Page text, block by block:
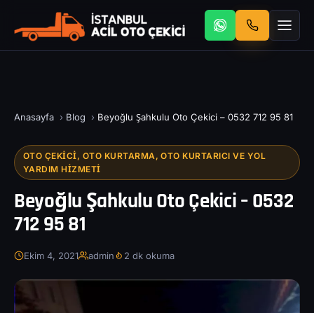
Anasayfa › Blog › Beyoğlu Şahkulu Oto Çekici – 0532 712 95 81
OTO ÇEKICI, OTO KURTARMA, OTO KURTARICI VE YOL
YARDIM HIZMETI
Beyoğlu Şahkulu Oto Çekici – 0532
712 95 81
Ekim 4, 2021 admin 2 dk okuma